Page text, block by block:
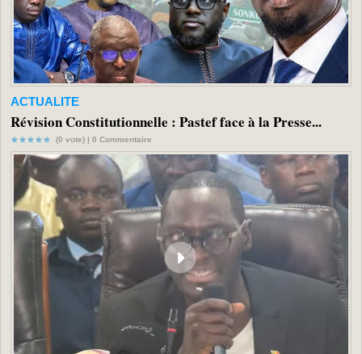
ACTUALITE
Révision Constitutionnelle : Pastef face à la Presse...
(0 vote) | 0 Commentaire